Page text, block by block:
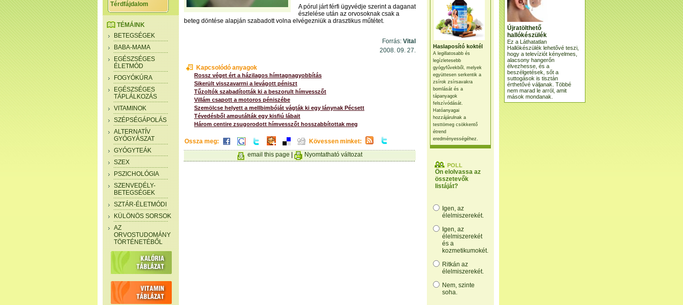
Haslaposító koktél
A legillatosabb és
legízletesebb
gyógyfűvekből, melyek
együttesen serkentik a
zsírok zsírsavakra
bomlását és a
tápanyagok
felszívódását.
Hatóanyagai
hozzájárulnak a
testtömeg csökkentő
étrend
eredményességéhez.
POLL
Ön elolvassa az
összetevők
listáját?
Igen, az
élelmiszerekét.
Igen, az
élelmiszerekét
és a
kozmetikumokét.
Ritkán az
élelmiszerekét.
Nem, szinte
soha.
Térdfájdalom
TÉMÁINK
BETEGSÉGEK
BABA-MAMA
EGÉSZSÉGES
ÉLETMÓD
FOGYÓKÚRA
EGÉSZSÉGES
TÁPLÁLKOZÁS
VITAMINOK
SZÉPSÉGÁPOLÁS
ALTERNATÍV
GYÓGYÁSZAT
GYÓGYTEÁK
SZEX
PSZICHOLÓGIA
SZENVEDÉLY-
BETEGSÉGEK
SZTÁR-ÉLETMÓDI
KÜLÖNÖS SORSOK
AZ
ORVOSTUDOMÁNY
TÖRTÉNETÉBŐL
A pórul járt férfi ügyvédje szerint a daganat
észlelése után az orvosoknak csak a
beteg döntése alapján szabadott volna elvégezniük a drasztikus műtétet.
Forrás: Vital
2008. 09. 27.
Kapcsolódó anyagok
Rossz véget ért a házilagos hímtagnagyobbítás
Sikerült visszavarrni a levágott péniszt
Tűzoltók szabadították ki a beszorult hímvesszőt
Villám csapott a motoros péniszébe
Szemölcse helyett a mellbimbóját vágták ki egy lánynak Pécsett
Tévedésből amputálták egy kisfiú lábait
Három centire zsugorodott hímvesszőt hosszabbítottak meg
Ossza meg:
Kövessen minket:
email this page
Nyomtatható változat
Újratölthető
hallókészülék
Ez a Láthatatlan
Hallókészülék lehetővé teszi,
hogy a televíziót kényelmes,
alacsony hangerőn
élvezhesse, és a
beszélgetések, sőt a
suttogások is tisztán
érthetővé váljanak. Többé
nem marad le arról, amit
mások mondanak.